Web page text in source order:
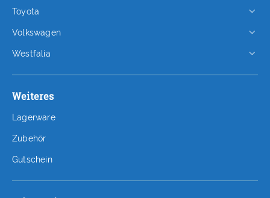
Toyota
Volkswagen
Westfalia
Weiteres
Lagerware
Zubehör
Gutschein